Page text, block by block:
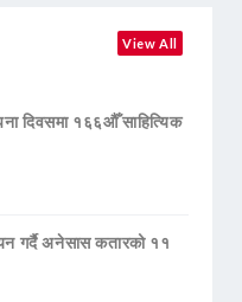
View All
दिवसमा १६६औँ साहित्यिक
गर्दै अनेसास कतारको ११